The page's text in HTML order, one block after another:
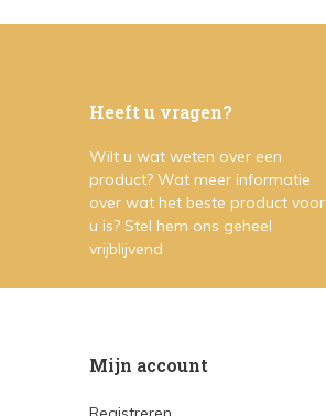
Heeft u vragen?
Wilt u wat weten over een
product? Wat meer informatie
over wat het beste product voor
u is? Stel hem ons geheel
vrijblijvend
Mijn account